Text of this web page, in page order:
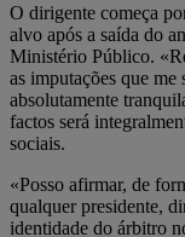
O dirigente começa
alvo após a saída do
Ministério Público.
as imputações que
absolutamente
factos será
sociais.
«Posso afirmar, de
qualquer presidente,
identidade do árbitro